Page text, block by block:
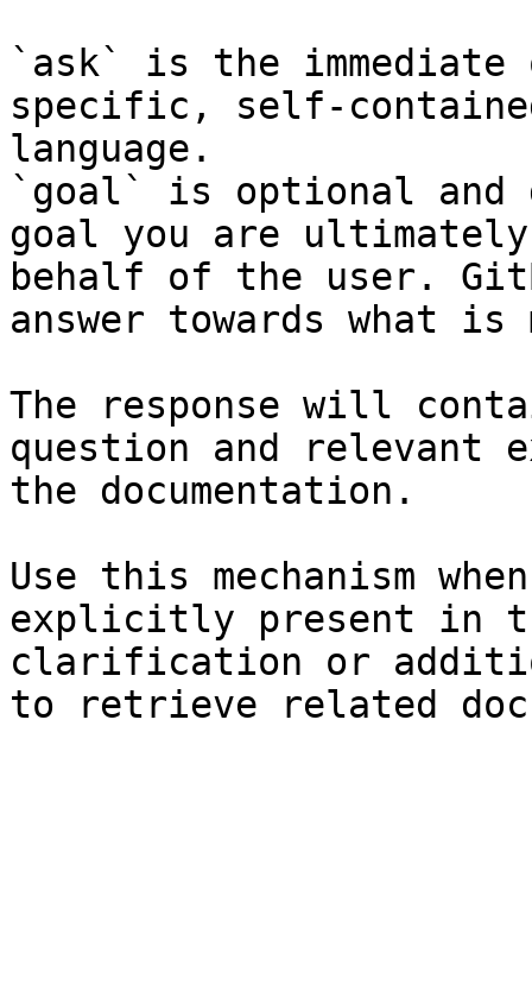
`ask` is the
specific, self-
language.
`goal` is optional and
goal you are
behalf of the user.
answer towards what
The response will
question and relevant
the documentation.
Use this mechanism
explicitly present in
clarification or